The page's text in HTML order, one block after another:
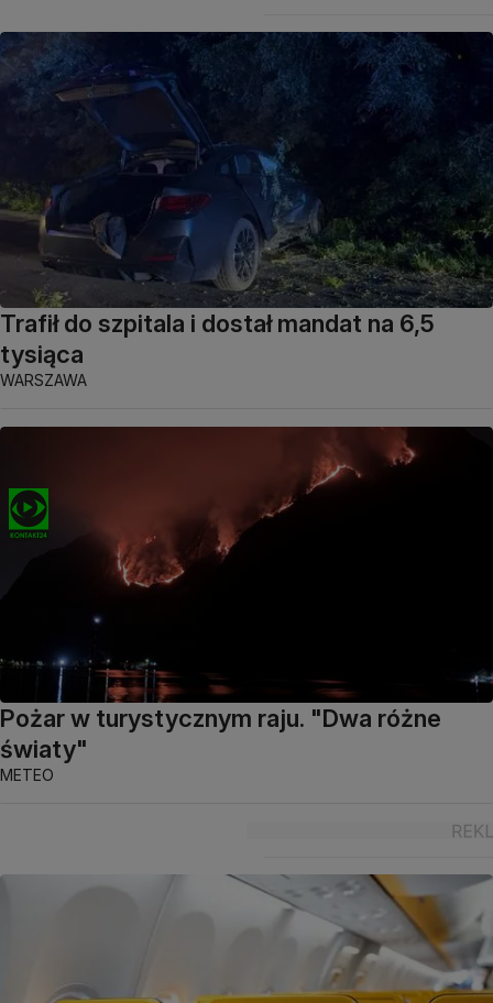
Trafił do szpitala i dostał mandat na 6,5
tysiąca
WARSZAWA
Pożar w turystycznym raju. "Dwa różne
światy"
METEO